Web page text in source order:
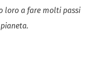
loro a fare molti passi